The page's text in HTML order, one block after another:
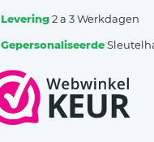
Levering2 a 3 Werkdagen
Gepersonaliseerde